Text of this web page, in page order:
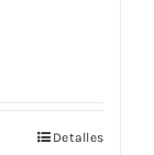
Detalles